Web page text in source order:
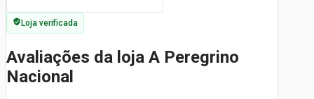
Loja verificada
Avaliações da loja A Peregrino
Nacional